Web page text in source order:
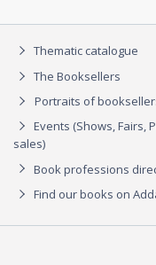
Thematic catalogue
The Booksellers
Portraits of
Events (Shows, Fairs,
sales)
Book professions
Find our books on